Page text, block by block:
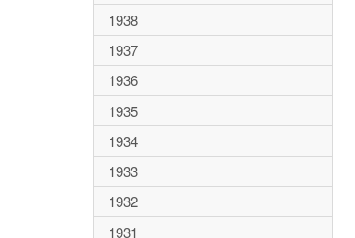
1938
1937
1936
1935
1934
1933
1932
1931